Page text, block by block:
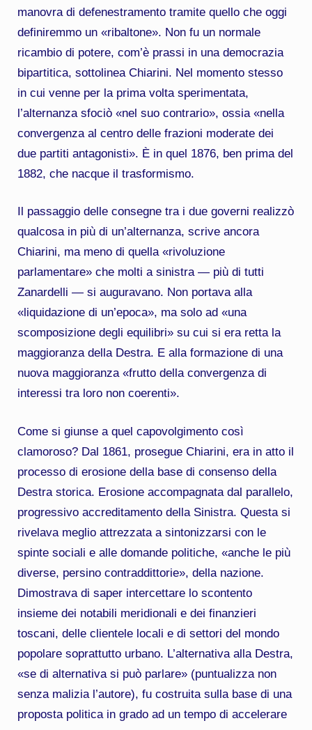
manovra di defenestramento tramite quello che oggi
definiremmo un «ribaltone». Non fu un normale
ricambio di potere, com’è prassi in una democrazia
bipartitica, sottolinea Chiarini. Nel momento stesso
in cui venne per la prima volta sperimentata,
l’alternanza sfociò «nel suo contrario», ossia «nella
convergenza al centro delle frazioni moderate dei
due partiti antagonisti». È in quel 1876, ben prima del
1882, che nacque il trasformismo.
Il passaggio delle consegne tra i due governi realizzò
qualcosa in più di un’alternanza, scrive ancora
Chiarini, ma meno di quella «rivoluzione
parlamentare» che molti a sinistra — più di tutti
Zanardelli — si auguravano. Non portava alla
«liquidazione di un’epoca», ma solo ad «una
scomposizione degli equilibri» su cui si era retta la
maggioranza della Destra. E alla formazione di una
nuova maggioranza «frutto della convergenza di
interessi tra loro non coerenti».
Come si giunse a quel capovolgimento così
clamoroso? Dal 1861, prosegue Chiarini, era in atto il
processo di erosione della base di consenso della
Destra storica. Erosione accompagnata dal parallelo,
progressivo accreditamento della Sinistra. Questa si
rivelava meglio attrezzata a sintonizzarsi con le
spinte sociali e alle domande politiche, «anche le più
diverse, persino contraddittorie», della nazione.
Dimostrava di saper intercettare lo scontento
insieme dei notabili meridionali e dei finanzieri
toscani, delle clientele locali e di settori del mondo
popolare soprattutto urbano. L’alternativa alla Destra,
«se di alternativa si può parlare» (puntualizza non
senza malizia l’autore), fu costruita sulla base di una
proposta politica in grado ad un tempo di accelerare